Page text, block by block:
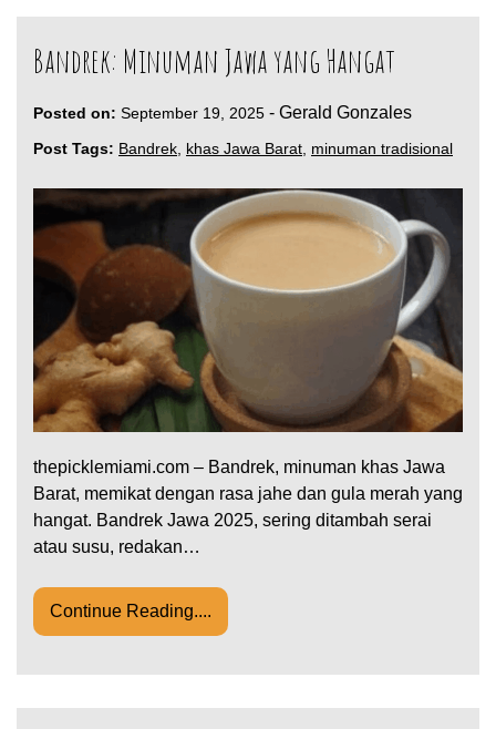
Bandrek: Minuman Jawa yang Hangat
Posted on: September 19, 2025 - Gerald Gonzales
Post Tags: Bandrek khas Jawa Barat minuman tradisional
thepicklemiami.com – Bandrek, minuman khas Jawa
Barat, memikat dengan rasa jahe dan gula merah yang
hangat. Bandrek Jawa 2025, sering ditambah serai
atau susu, redakan…
Continue Reading....